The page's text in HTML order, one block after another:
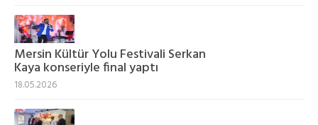
Mersin Kültür Yolu Festivali Serkan
Kaya konseriyle final yaptı
18.05.2026